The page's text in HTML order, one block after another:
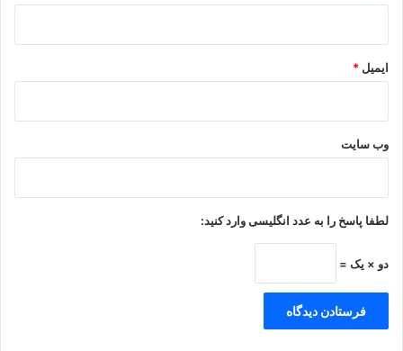
ایمیل *
وب‌ سایت
لطفا پاسخ را به عدد انگلیسی وارد کنید:
دو × یک =